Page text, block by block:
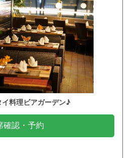
料理ビアガーデン♪
確認・予約